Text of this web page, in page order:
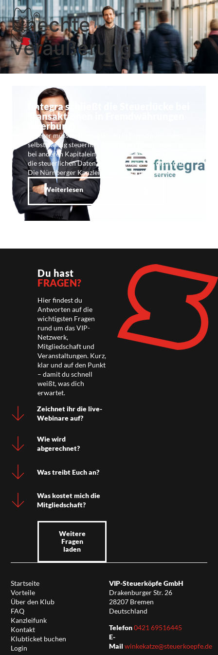
Unechte
Veräußerung
fintegra schließt die Steuerlücke bei
Transaktionen in Fremdwährungen
(Werbung)
Anleger müssen Transaktionen in Fremdwährungen
selbstständig steuerlich deklarieren. Denn anders als
bei anderen Kapitaleinkünften liefern Banken dabei
die steuerlichen Daten und Informationen nicht mit.
Die Nürnberger Kanzlei fintegra will diese …
Weiterlesen
Du hast
FRAGEN?
Hier findest du
Antworten auf die
wichtigsten Fragen
rund um das VIP-
Netzwerk,
Mitgliedschaft und
Veranstaltungen. Kurz,
klar und auf den Punkt
– damit du schnell
weißt, was dich
erwartet.
Zeichnet ihr die live-
Webinare auf?
Wie wird
abgerechnet?
Was treibt Euch an?
Was kostet mich die
Mitgliedschaft?
Weitere
Fragen
laden
Startseite
Vorteile
Über den Klub
FAQ
Kanzleifunk
Kontakt
Klubticket buchen
Login
VIP-Steuerköpfe GmbH
Drakenburger Str. 26
28207 Bremen
Deutschland
Telefon0421 69516445
E-
Mail winkekatze@steuerkoepfe.de